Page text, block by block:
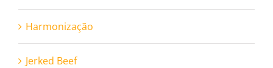
Harmonização
Jerked Beef